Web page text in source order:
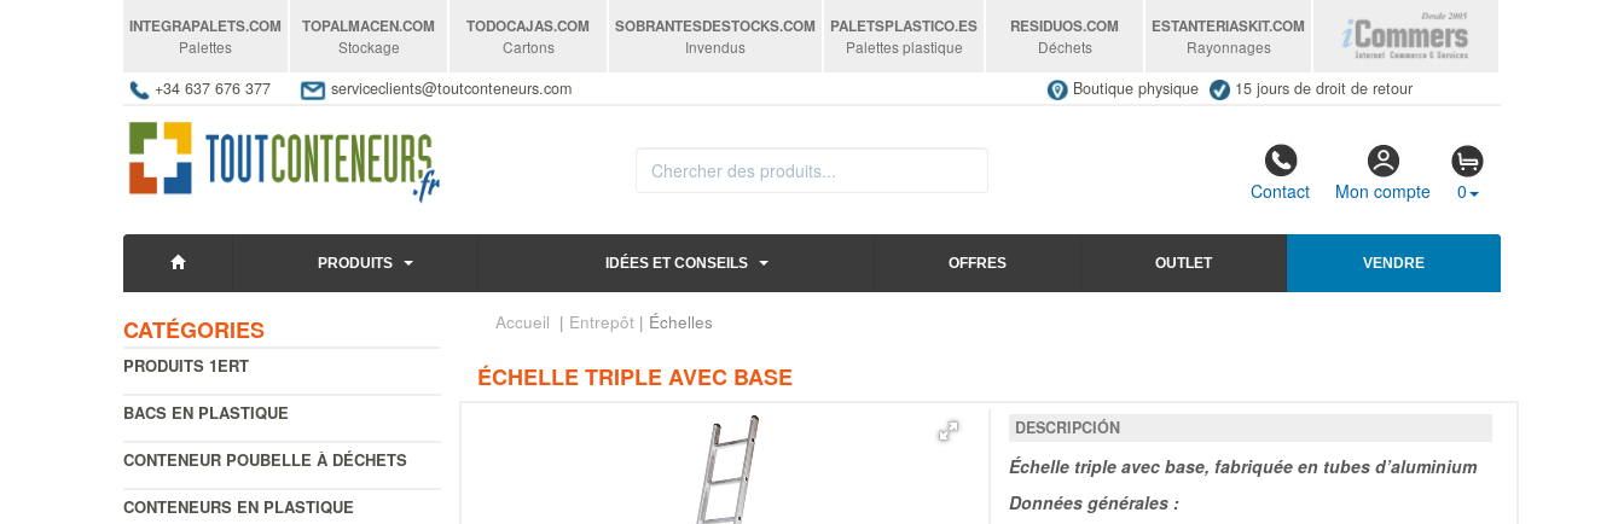
INTEGRAPALETS.COM
Palettes
TOPALMACEN.COM
Stockage
TODOCAJAS.COM
Cartons
SOBRANTESDESTOCKS.COM
Invendus
PALETSPLASTICO.ES
Palettes plastique
RESIDUOS.COM
Déchets
ESTANTERIASKIT.COM
Rayonnages
+34 637 676 377 serviceclients@toutconteneurs.com Boutique physique 15 jours de droit de retour
Contact Mon compte 0
PRODUITS IDÉES ET CONSEILS OFFRES OUTLET VENDRE
CATÉGORIES
PRODUITS 1ERT
BACS EN PLASTIQUE
CONTENEUR POUBELLE À DÉCHETS
CONTENEURS EN PLASTIQUE
Accueil | Entrepôt| Échelles
ÉCHELLE TRIPLE AVEC BASE
DESCRIPCIÓN
Échelle triple avec base, fabriquée en tubes d’aluminium
Données générales :